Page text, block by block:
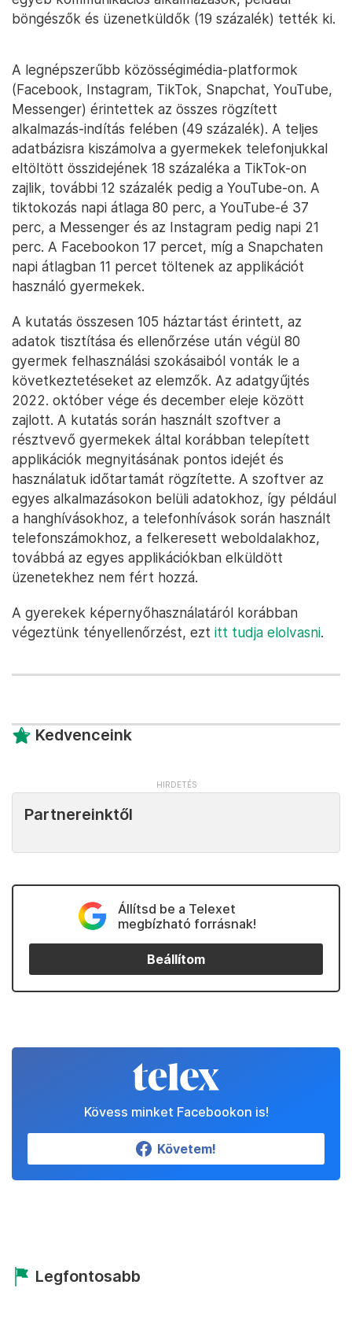
böngészők és üzenetküldők (19 százalék) tették ki.
A legnépszerűbb közösségimédia-platformok
(Facebook, Instagram, TikTok, Snapchat, YouTube,
Messenger) érintettek az összes rögzített
alkalmazás-indítás felében (49 százalék). A teljes
adatbázisra kiszámolva a gyermekek telefonjukkal
eltöltött összidejének 18 százaléka a TikTok-on
zajlik, további 12 százalék pedig a YouTube-on. A
tiktokozás napi átlaga 80 perc, a YouTube-é 37
perc, a Messenger és az Instagram pedig napi 21
perc. A Facebookon 17 percet, míg a Snapchaten
napi átlagban 11 percet töltenek az applikációt
használó gyermekek.
A kutatás összesen 105 háztartást érintett, az
adatok tisztítása és ellenőrzése után végül 80
gyermek felhasználási szokásaiból vonták le a
következtetéseket az elemzők. Az adatgyűjtés
2022. október vége és december eleje között
zajlott. A kutatás során használt szoftver a
résztvevő gyermekek által korábban telepített
applikációk megnyitásának pontos idejét és
használatuk időtartamát rögzítette. A szoftver az
egyes alkalmazásokon belüli adatokhoz, így például
a hanghívásokhoz, a telefonhívások során használt
telefonszámokhoz, a felkeresett weboldalakhoz,
továbbá az egyes applikációkban elküldött
üzenetekhez nem fért hozzá.
A gyerekek képernyőhasználatáról korábban
végeztünk tényellenőrzést, ezt itt tudja elolvasni.
Kedvenceink
Partnereinktől
Állítsd be a Telexet
megbízható forrásnak!
Beállítom
Kövess minket Facebookon is!
Követem!
Legfontosabb